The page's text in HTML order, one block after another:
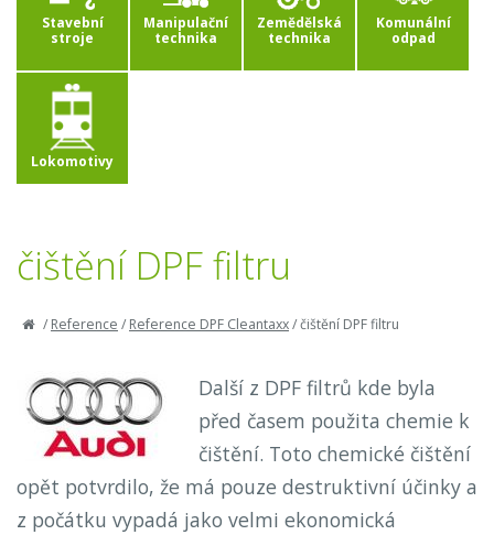
Stavební
stroje
Manipulační
technika
Zemědělská
technika
Komunální
odpad
Lokomotivy
čištění DPF filtru
/Reference /Reference DPF Cleantaxx/čištění DPF filtru
Další z DPF filtrů kde byla
před časem použita chemie k
čištění. Toto chemické čištění
opět potvrdilo, že má pouze destruktivní účinky a
z počátku vypadá jako velmi ekonomická